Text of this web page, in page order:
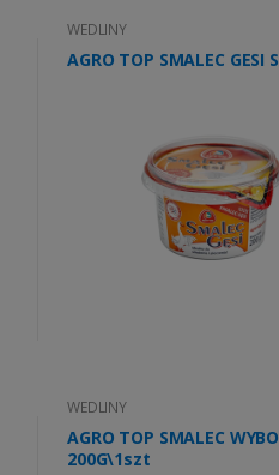
WEDLINY
AGRO TOP SMALEC GESI
WEDLINY
AGRO TOP SMALEC
200G\1szt